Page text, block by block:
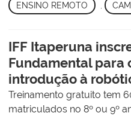
ENSINO REMOTO
IFF Itaperuna
Fundamental para
introdução à
Treinamento gratuito tem
matriculados no 8º ou 9º